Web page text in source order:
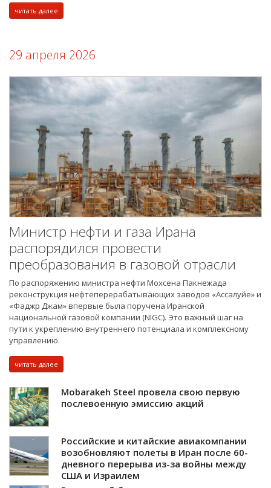
читать далее
29 апреля 2026
Министр нефти и газа Ирана
распорядился провести
преобразования в газовой отрасли
По распоряжению министра нефти Мохсена Пакнежада
реконструкция нефтеперерабатывающих заводов «Ассалуйе» и
«Фаджр Джам» впервые была поручена Иранской
национальной газовой компании (NIGC). Это важный шаг на
пути к укреплению внутреннего потенциала и комплексному
управлению.
читать далее
Mobarakeh Steel провела свою первую
послевоенную эмиссию акций
Российские и китайские авиакомпании
возобновляют полеты в Иран после 60-
дневного перерыва из-за войны между
США и Израилем